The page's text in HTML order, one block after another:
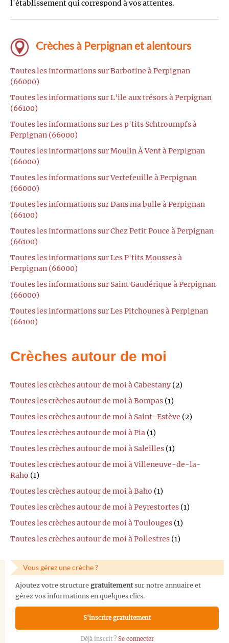
l'établissement qui correspond à vos attentes.
Crèches à Perpignan et alentours
Toutes les informations sur Barbotine à Perpignan
(66000)
Toutes les informations sur L'ile aux trésors à Perpignan
(66100)
Toutes les informations sur Les p'tits Schtroumpfs à
Perpignan (66000)
Toutes les informations sur Moulin À Vent à Perpignan
(66000)
Toutes les informations sur Vertefeuille à Perpignan
(66000)
Toutes les informations sur Dans ma bulle à Perpignan
(66100)
Toutes les informations sur Chez Petit Pouce à Perpignan
(66100)
Toutes les informations sur Les P'tits Mousses à
Perpignan (66000)
Toutes les informations sur Saint Gaudérique à Perpignan
(66000)
Toutes les informations sur Les Pitchounes à Perpignan
(66100)
Crèches autour de moi
Toutes les crèches autour de moi à Cabestany (2)
Toutes les crèches autour de moi à Bompas (1)
Toutes les crèches autour de moi à Saint-Estève (2)
Toutes les crèches autour de moi à Pia (1)
Toutes les crèches autour de moi à Saleilles (1)
Toutes les crèches autour de moi à Villeneuve-de-la-
Raho (1)
Toutes les crèches autour de moi à Baho (1)
Toutes les crèches autour de moi à Peyrestortes (1)
Toutes les crèches autour de moi à Toulouges (1)
Toutes les crèches autour de moi à Pollestres (1)
Vous gérez une crèche ?
Ajoutez votre structure gratuitementsur notre annuaire et
gérez vos informations en quelques clics.
S'inscrire gratuitement
Déjà inscrit ? Se connecter